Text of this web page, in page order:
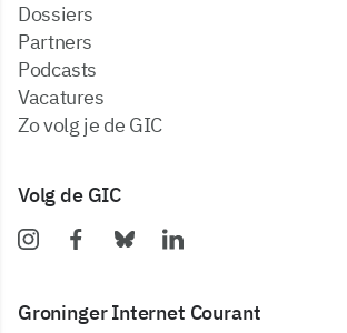
dossiers
partners
podcasts
vacatures
zo volg je de GIC
Volg de GIC
Groninger Internet Courant